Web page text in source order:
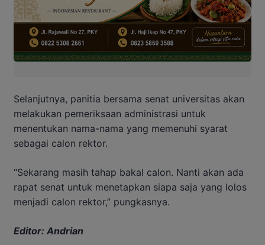
Selanjutnya, panitia bersama senat universitas akan
melakukan pemeriksaan administrasi untuk
menentukan nama-nama yang memenuhi syarat
sebagai calon rektor.
“Sekarang masih tahap bakal calon. Nanti akan ada
rapat senat untuk menetapkan siapa saja yang lolos
menjadi calon rektor,” pungkasnya.
Editor: Andrian